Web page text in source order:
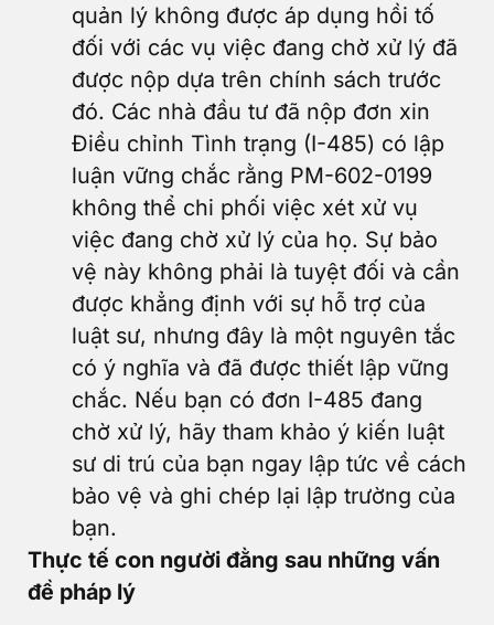
quản lý không được áp dụng hồi tố
đối với các vụ việc đang chờ xử lý đã
được nộp dựa trên chính sách trước
đó. Các nhà đầu tư đã nộp đơn xin
Điều chỉnh Tình trạng (I-485) có lập
luận vững chắc rằng PM-602-0199
không thể chi phối việc xét xử vụ
việc đang chờ xử lý của họ. Sự bảo
vệ này không phải là tuyệt đối và cần
được khẳng định với sự hỗ trợ của
luật sư, nhưng đây là một nguyên tắc
có ý nghĩa và đã được thiết lập vững
chắc. Nếu bạn có đơn I-485 đang
chờ xử lý, hãy tham khảo ý kiến luật
sư di trú của bạn ngay lập tức về cách
bảo vệ và ghi chép lại lập trường của
bạn.
Thực tế con người đằng sau những vấn
đề pháp lý